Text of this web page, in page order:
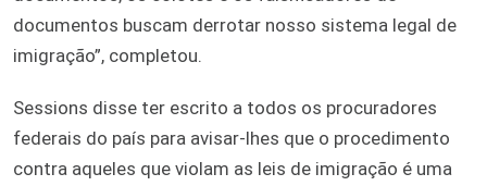
documentos buscam derrotar nosso sistema legal de
imigração”, completou.
Sessions disse ter escrito a todos os procuradores
federais do país para avisar-lhes que o procedimento
contra aqueles que violam as leis de imigração é uma